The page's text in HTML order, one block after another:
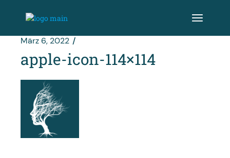
springen
März 6, 2022
apple-icon-114×114